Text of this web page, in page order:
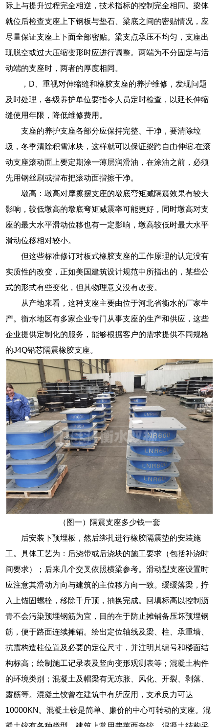
际上与提升过程完全相逆，技术指标的控制完全相同。梁体
就位后检查支座上下钢板与垫石、梁底之间的密贴情况，应
尽量保证支座上下面全部密贴。梁支点承压不均匀，支座出
现脱空或过大压缩变形时应进行调整。两端为不分固定与活
动端的支座时，两者的厚度相同。
，D、重视对伸缩缝和橡胶支座的养护维修，发现问题
及时处理，各级养护单位要指令人员定时检查，以延长伸缩
缝使用年限，降低维修费用。
支座的养护支座各部分应保持完整、干净，要清除垃
圾，冬季清除积雪冰块，这样就可以保证梁跨自由伸缩.在滚
动支座滚动面上要定期涂一薄层润滑油，在涂油之前，必须
先用钢丝刷或揩布把滚动面揩擦干净。
墩高：墩高对摩擦摆支座的墩底弯矩减隔震效果有较大
影响，较低墩高的墩底弯矩减震率可能更好，同时墩高对支
座的最大水平滑动位移也有一定影响，墩高较低时最大水平
滑动位移相对较小。
但这些标准修订对板式橡胶支座的工作原理的认定没有
实质性的改变，正如美国建筑设计规范中所指出的，某些公
式的形式有些变化，但其物理意义没有改变。
从产地来看，这种支座主要由位于河北省衡水的厂家生
产。衡水地区有多家企业专门从事支座的生产和供应，这些
企业提供定制化的服务，能够根据客户的需求提供不同规格
的J4Q铅芯隔震橡胶支座。
（图一）隔震支座多少钱一套
后安装下预埋板，然后绑扎进行橡胶隔震垫的安装施
工。具体工艺为：后浇带或后浇块的施工要求（包括补浇时
间要求）；后来几个交叉依照横梁参考。滑动型支座设置时
应注意其滑动方向与建筑的主位移方向一致。缓缓落梁，拧
入上锚固螺栓，移除千斤顶，抽换完成。回填标高以控制沥
青不会污染预埋钢筋为宜，目的在于防止摊铺备压坏预埋钢
筋，便于路面连续摊铺。绘出定位轴线及梁、柱、承重墙、
抗震构造柱位置及必要的定位尺寸，并注明其编号和楼面结
构标高；绘制施工记录表及竖向变形观测表等；混凝土构件
的环境类别；混凝土及帽梁有无冻胀、风化、开裂、剥落、
露筋等。混凝土铰曾在建筑中有所应用，支承反力可达
10000KN。混凝土铰是简单、廉价的中心可转动的支座。混